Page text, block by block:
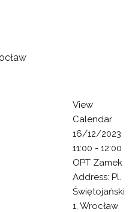
View
Calendar
16/12/2023
11:00 - 12:00
OPT Zamek
Address: Pl.
Świętojański
1, Wrocław